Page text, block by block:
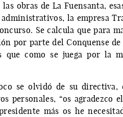
obras de La Fuensanta,
la empresa
Se calcula que para
por parte del Conquense
que como se juega por la
se olvidó de su
personales, “os agradezco
más os he